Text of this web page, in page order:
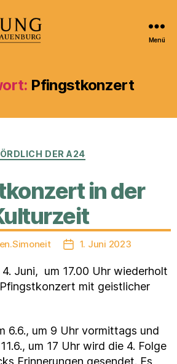
Menü
Pfingstkonzert
Kategorien
DER A24
in der
Veröffentlichungsdatum
1. Juni 2023
Juni, um 17.00 Uhr wiederholt
mit geistlicher
6.6., um 9 Uhr vormittags und
um 17 Uhr wird die 4. Folge
Erinnerungen gesendet. Es